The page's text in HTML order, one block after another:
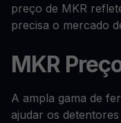
preço de MKR
precisa o mercado
MKR
A ampla gama de
ajudar os